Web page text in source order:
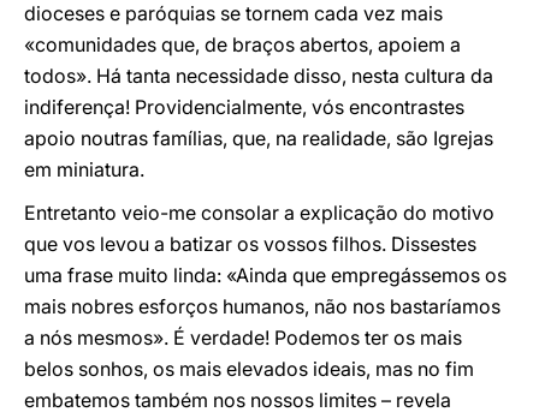
dioceses e paróquias se tornem cada vez mais
«comunidades que, de braços abertos, apoiem a
todos». Há tanta necessidade disso, nesta cultura da
indiferença! Providencialmente, vós encontrastes
apoio noutras famílias, que, na realidade, são Igrejas
em miniatura.
Entretanto veio-me consolar a explicação do motivo
que vos levou a batizar os vossos filhos. Dissestes
uma frase muito linda: «Ainda que empregássemos os
mais nobres esforços humanos, não nos bastaríamos
a nós mesmos». É verdade! Podemos ter os mais
belos sonhos, os mais elevados ideais, mas no fim
embatemos também nos nossos limites – revela